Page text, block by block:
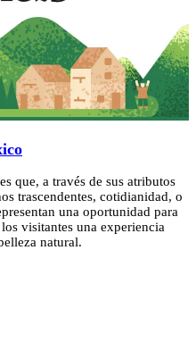
que, a través de sus atributos
trascendentes, cotidianidad, o
una oportunidad para
visitantes una experiencia
natural.